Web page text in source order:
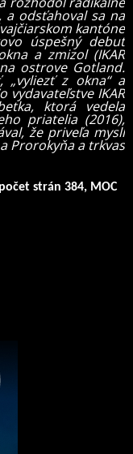
odsťahoval sa na
kantóne
úspešný debut
a zmizol (IKAR
ostrove Gotland.
„vyliezť z okna“ a
vydavateľstve IKAR
ktorá vedela
priatelia (2016),
že priveľa myslí
Prorokyňa a trkvas
strán 384, MOC